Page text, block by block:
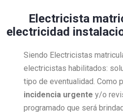
Electricista
electricidad
Siendo Electricistas
electricistas habilitados:
tipo de eventualidad. Como
incidencia urgente y/o
programado que será